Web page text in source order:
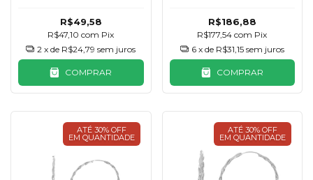
R$49,58
R$47,10com Pix
2 x de R$24,79 sem juros
COMPRAR
R$186,88
R$177,54com Pix
6 x de R$31,15 sem juros
COMPRAR
ATÉ 30% OFF
EM QUANTIDADE
ATÉ 30% OFF
EM QUANTIDADE